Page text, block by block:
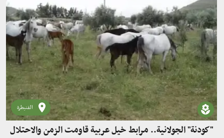
القنيطرة
"كودنة" الجولانية.. مرابط خيل عربية قاومت الزمن والاحتلال